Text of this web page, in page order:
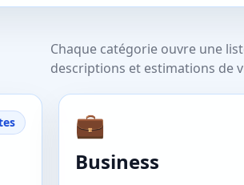
Chaque catégorie ouvre une
descriptions et estimations de
💼
Business